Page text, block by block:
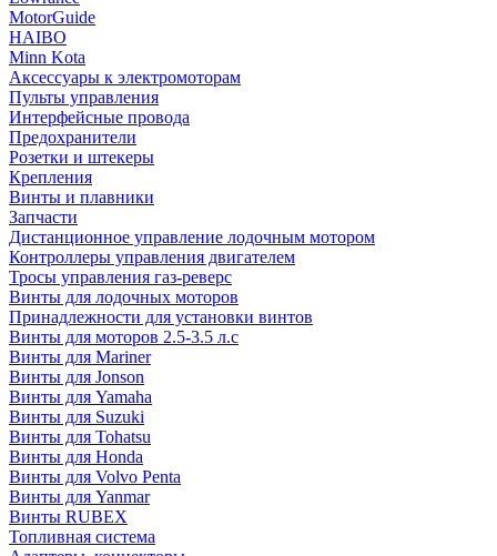
MotorGuide
HAIBO
Minn Kota
Аксессуары к электромоторам
Пульты управления
Интерфейсные провода
Предохранители
Розетки и штекеры
Крепления
Винты и плавники
Запчасти
Дистанционное управление лодочным мотором
Контроллеры управления двигателем
Тросы управления газ-реверс
Винты для лодочных моторов
Принадлежности для установки винтов
Винты для моторов 2.5-3.5 л.с
Винты для Mariner
Винты для Jonson
Винты для Yamaha
Винты для Suzuki
Винты для Tohatsu
Винты для Honda
Винты для Volvo Penta
Винты для Yanmar
Винты RUBEX
Топливная система